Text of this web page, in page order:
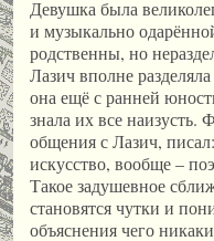
Девушка была
и музыкально
родственны, но
Лазич вполне
она ещё с ранней
знала их все
общения с Лазич,
искусство, вообще –
Такое задушевное
становятся чутки и
объяснения чего